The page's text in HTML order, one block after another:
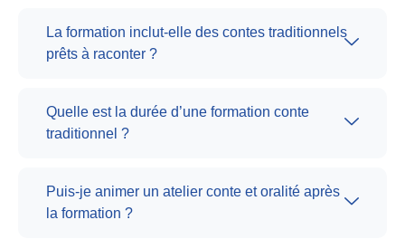
La formation inclut-elle des contes traditionnels
prêts à raconter ?
Quelle est la durée d’une formation conte
traditionnel ?
Puis-je animer un atelier conte et oralité après
la formation ?